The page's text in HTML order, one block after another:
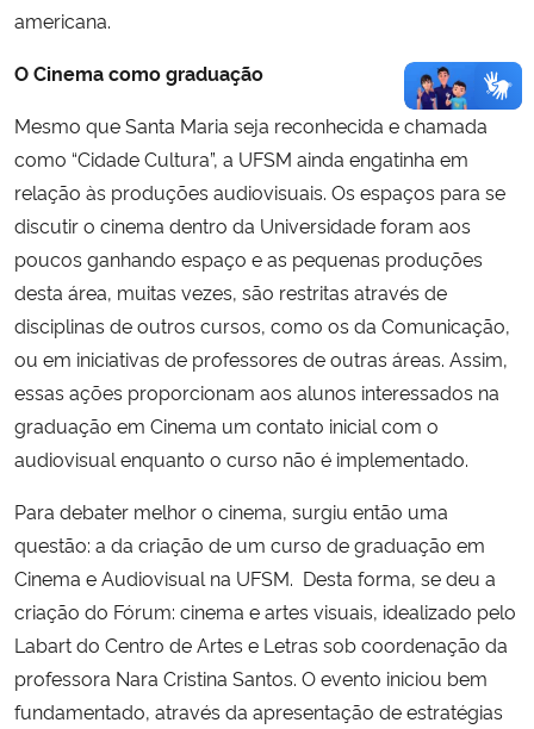
americana.
O Cinema como graduação
Mesmo que Santa Maria seja reconhecida e chamada
como “Cidade Cultura”, a UFSM ainda engatinha em
relação às produções audiovisuais. Os espaços para se
discutir o cinema dentro da Universidade foram aos
poucos ganhando espaço e as pequenas produções
desta área, muitas vezes, são restritas através de
disciplinas de outros cursos, como os da Comunicação,
ou em iniciativas de professores de outras áreas. Assim,
essas ações proporcionam aos alunos interessados na
graduação em Cinema um contato inicial com o
audiovisual enquanto o curso não é implementado.
Para debater melhor o cinema, surgiu então uma
questão: a da criação de um curso de graduação em
Cinema e Audiovisual na UFSM. Desta forma, se deu a
criação do Fórum: cinema e artes visuais, idealizado pelo
Labart do Centro de Artes e Letras sob coordenação da
professora Nara Cristina Santos. O evento iniciou bem
fundamentado, através da apresentação de estratégias